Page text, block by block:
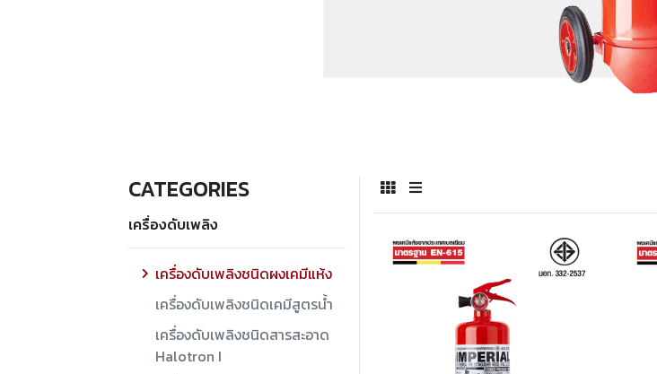
CATEGORIES
เครื่องดับเพลิง
เครื่องดับเพลิงชนิดผงเคมีแห้ง
เครื่องดับเพลิงชนิดเคมีสูตรน้ำ
เครื่องดับเพลิงชนิดสารสะอาด
Halotron I